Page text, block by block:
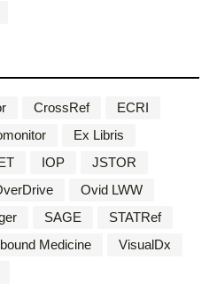
CrossRef
ECRI
Ex Libris
IOP
JSTOR
Ovid LWW
SAGE
STATRef
Medicine
VisualDx